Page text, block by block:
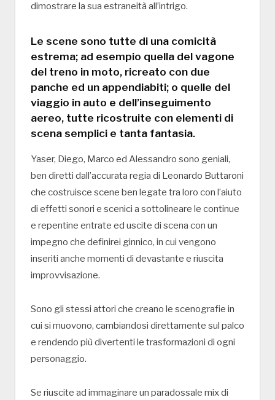
dimostrare la sua estraneità all’intrigo.
Le scene sono tutte di una comicità
estrema; ad esempio quella del vagone
del treno in moto, ricreato con due
panche ed un appendiabiti; o quelle del
viaggio in auto e dell’inseguimento
aereo, tutte ricostruite con elementi di
scena semplici e tanta fantasia.
Yaser, Diego, Marco ed Alessandro sono geniali,
ben diretti dall’accurata regia di Leonardo Buttaroni
che costruisce scene ben legate tra loro con l’aiuto
di effetti sonori e scenici a sottolineare le continue
e repentine entrate ed uscite di scena con un
impegno che definirei ginnico, in cui vengono
inseriti anche momenti di devastante e riuscita
improvvisazione.
Sono gli stessi attori che creano le scenografie in
cui si muovono, cambiandosi direttamente sul palco
e rendendo più divertenti le trasformazioni di ogni
personaggio.
Se riuscite ad immaginare un paradossale mix di